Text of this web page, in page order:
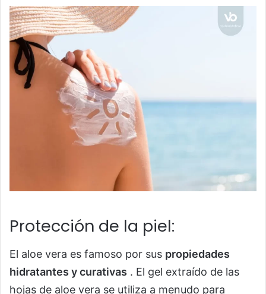
Protección de la piel:
El aloe vera es famoso por sus propiedades
hidratantes y curativas . El gel extraído de las
hojas de aloe vera se utiliza a menudo para